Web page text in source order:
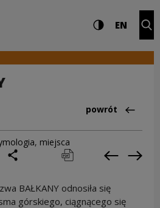
Ustawienia i Wysoki
EN
Powrót
powrót
, miejsca
podziel się
drukuj pobierz
BAŁKANY odnosiła się
górskiego, ciągnącego się